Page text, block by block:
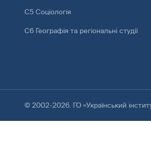
С5 Соціологія
С6 Географія та регіональні студії
© 2002-2026. ГО «Український